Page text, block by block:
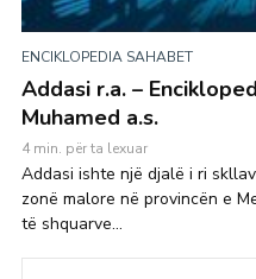
ENCIKLOPEDIA SAHABET
Addasi r.a. –
Muhamed a.s.
4 min. për ta lexuar
Addasi ishte një djalë i ri
zonë malore në provincën e
të shquarve...